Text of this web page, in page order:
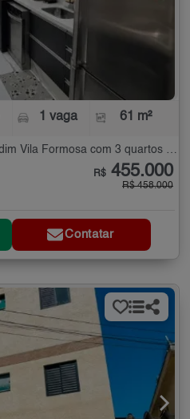
1 vaga 61 m²
R$ 455.000
R$ 458.000
Contatar